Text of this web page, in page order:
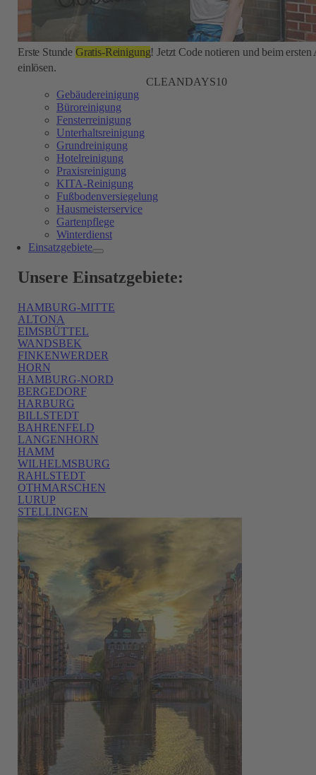
Erste Stunde Gratis-Reinigung! Jetzt Code notieren und beim ersten
einlösen.
CLEANDAYS10
Gebäudereinigung
Büroreinigung
Fensterreinigung
Unterhaltsreinigung
Grundreinigung
Hotelreinigung
Praxisreinigung
KITA-Reinigung
Fußbodenversiegelung
Hausmeisterservice
Gartenpflege
Winterdienst
Einsatzgebiete
Unsere Einsatzgebiete:
HAMBURG-MITTE
ALTONA
EIMSBÜTTEL
WANDSBEK
FINKENWERDER
HORN
HAMBURG-NORD
BERGEDORF
HARBURG
BILLSTEDT
BAHRENFELD
LANGENHORN
HAMM
WILHELMSBURG
RAHLSTEDT
OTHMARSCHEN
LURUP
STELLINGEN